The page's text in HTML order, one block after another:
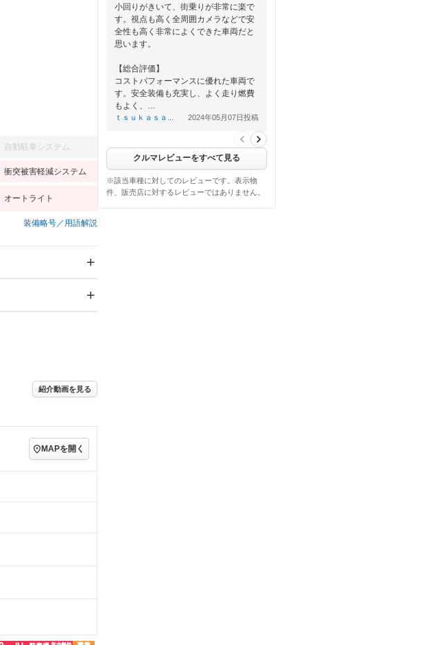
自動駐車システム
衝突被害軽減システム
オートライト
装備略号／用語解説
センターデフロック
装備略号／用語解説
キーレス
ローダウン
ベンチシート
紹介動画を見る
MAPを開く
小回りがきいて、街乗りが非常に楽で
す。視点も高く全周囲カメラなどで安
全性も高く非常によくできた車両だと
思います。
【総合評価】
コストパフォーマンスに優れた車両で
す。安全装備も充実し、よく走り燃費
もよく、…
ｔｓｕｋａｓａ... 2024年05月07日投稿
クルマレビューをすべて見る
※該当車種に対してのレビューです。表示物
件、販売店に対するレビューではありません。